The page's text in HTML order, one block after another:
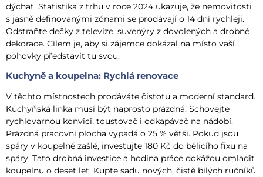
dýchat. Statistika z trhu v roce 2024 ukazuje, že nemovitosti
s jasně definovanými zónami se prodávají o 14 dní rychleji.
Odstraňte dečky z televize, suvenýry z dovolených a drobné
dekorace. Cílem je, aby si zájemce dokázal na místo vaší
pohovky představit tu svou.
Kuchyně a koupelna: Rychlá renovace
V těchto místnostech prodáváte čistotu a moderní standard.
Kuchyňská linka musí být naprosto prázdná. Schovejte
rychlovarnou konvici, toustovač i odkapávač na nádobí.
Prázdná pracovní plocha vypadá o 25 % větší. Pokud jsou
spáry v koupelně zašlé, investujte 180 Kč do bělicího fixu na
spáry. Tato drobná investice a hodina práce dokážou omladit
koupelnu o deset let. Kupte sadu nových, čistě bílých ručníků